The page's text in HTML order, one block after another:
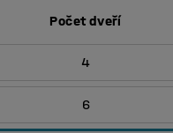
Počet dveří
4
6